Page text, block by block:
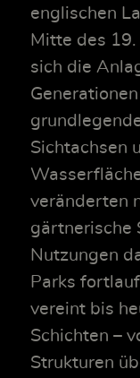
englischen
Mitte des
sich die
Sichtachsen
veränderten
gärtnerische
Nutzungen
Parks
vereint bis
Schichten –
Strukturen